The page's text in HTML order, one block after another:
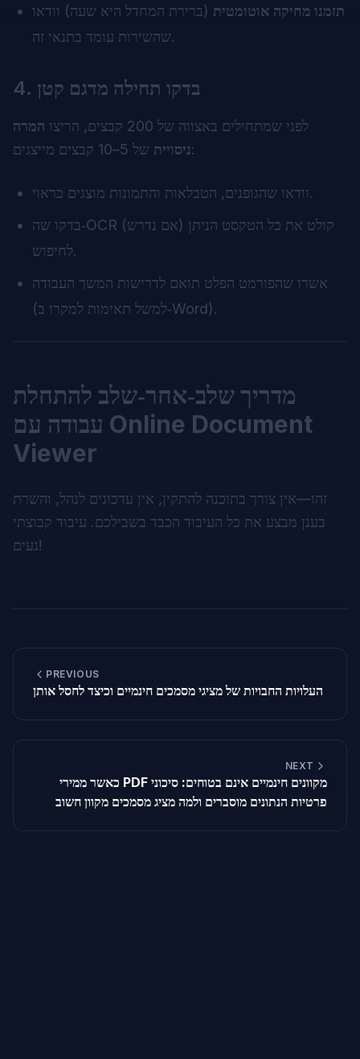
תזמנו מחיקה אוטומטית (ברירת המחדל היא שעה) וודאו
שהשירות עומד בתנאי זה.
4. בדקו תחילה מדגם קטן
לפני שמתחילים באצווה של 200 קבצים, הריצו
המרה
ניסוייתשל 5–10 קבצים מייצגים:
וודאו שהגופנים, הטבלאות והתמונות מוצגים כראוי.
בדקו שה‑OCR (אם נדרש) קולט את כל הטקסט הניתן
לחיפוש.
אשרו שהפורמט הפלט תואם לדרישות המשך העבודה
(למשל תאימות למקרו ב‑Word).
מדריך שלב‑אחר‑שלב להתחלת
עבודה עם Online Document
Viewer
זהו—אין צורך בתוכנה להתקין, אין עדכונים לנהל, והשרת
בענן מבצע את כל העיבוד הכבד בשבילכם. עיבוד קבוצתי
נעים!
PREVIOUS
העלויות החבויות של מציגי מסמכים חינמיים וכיצד לחסל אותן
NEXT
כאשר ממירי PDF מקוונים חינמיים אינם בטוחים: סיכוני
פרטיות הנתונים מוסברים ולמה מציג מסמכים מקוון חשוב